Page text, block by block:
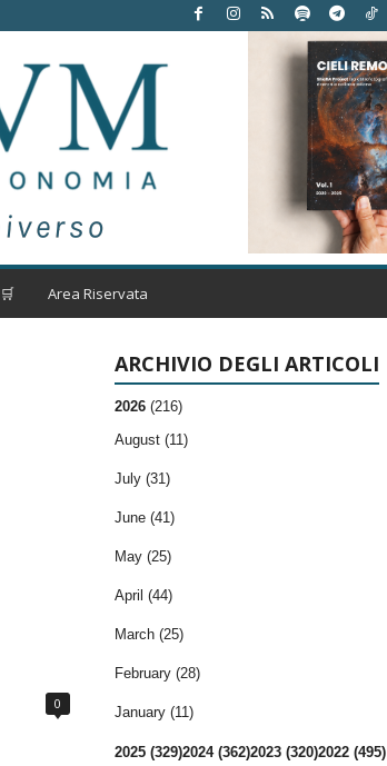
🛒 Area Riservata
0
ARCHIVIO DEGLI ARTICOLI
2026 (216)
August (11)
July (31)
June (41)
May (25)
April (44)
March (25)
February (28)
January (11)
2025 (329)2024 (362)2023 (320)2022 (495)